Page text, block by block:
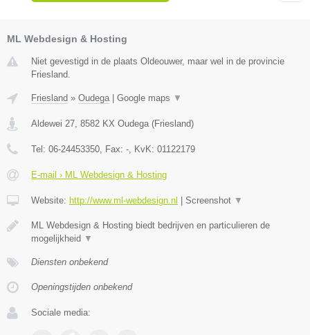
ML Webdesign & Hosting
Niet gevestigd in de plaats Oldeouwer, maar wel in de provincie
Friesland.
Friesland » Oudega| Google maps ▼
Aldewei 27, 8582 KX Oudega(Friesland)
Tel: 06-24453350, Fax: -, KvK: 01122179
E-mail › ML Webdesign & Hosting
Website: http://www.ml-webdesign.nl Screenshot ▼
ML Webdesign & Hosting biedt bedrijven en particulieren de
mogelijkheid ▼
Diensten onbekend
Openingstijden onbekend
Sociale media: